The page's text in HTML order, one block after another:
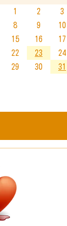
1 2
3
8 9
10
15 16
17
22 23
24
29 30 31